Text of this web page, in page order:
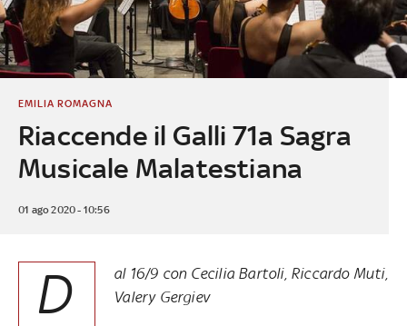
Riaccende il Galli 71a Sagra
Musicale Malatestiana
EMILIA ROMAGNA
01 ago 2020 - 10:56
D
al 16/9 con Cecilia Bartoli, Riccardo Muti,
Valery Gergiev